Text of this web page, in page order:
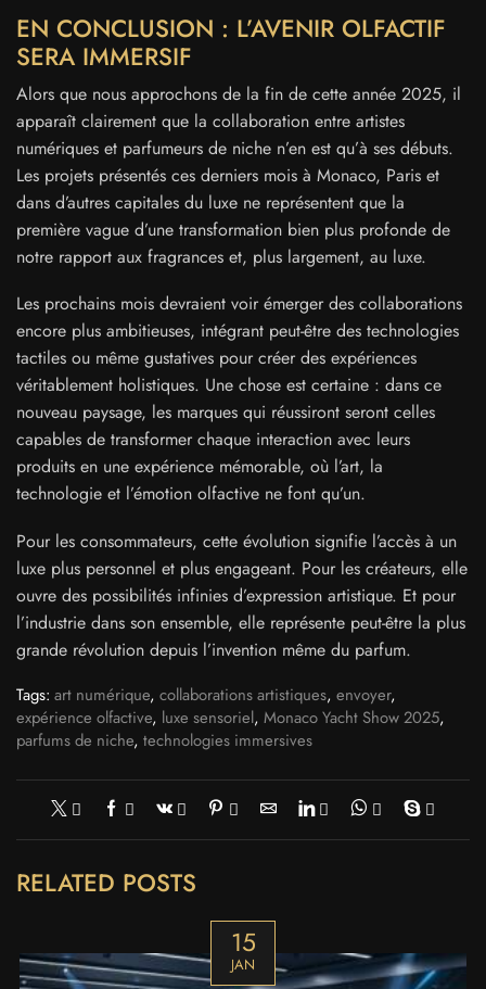
EN CONCLUSION : L’AVENIR OLFACTIF
SERA IMMERSIF
Alors que nous approchons de la fin de cette année 2025, il
apparaît clairement que la collaboration entre artistes
numériques et parfumeurs de niche n’en est qu’à ses débuts.
Les projets présentés ces derniers mois à Monaco, Paris et
dans d’autres capitales du luxe ne représentent que la
première vague d’une transformation bien plus profonde de
notre rapport aux fragrances et, plus largement, au luxe.
Les prochains mois devraient voir émerger des collaborations
encore plus ambitieuses, intégrant peut-être des technologies
tactiles ou même gustatives pour créer des expériences
véritablement holistiques. Une chose est certaine : dans ce
nouveau paysage, les marques qui réussiront seront celles
capables de transformer chaque interaction avec leurs
produits en une expérience mémorable, où l’art, la
technologie et l’émotion olfactive ne font qu’un.
Pour les consommateurs, cette évolution signifie l’accès à un
luxe plus personnel et plus engageant. Pour les créateurs, elle
ouvre des possibilités infinies d’expression artistique. Et pour
l’industrie dans son ensemble, elle représente peut-être la plus
grande révolution depuis l’invention même du parfum.
Tags: art numérique, collaborations artistiques, envoyer,
expérience olfactive, luxe sensoriel, Monaco Yacht Show 2025,
parfums de niche, technologies immersives
RELATED POSTS
15
JAN